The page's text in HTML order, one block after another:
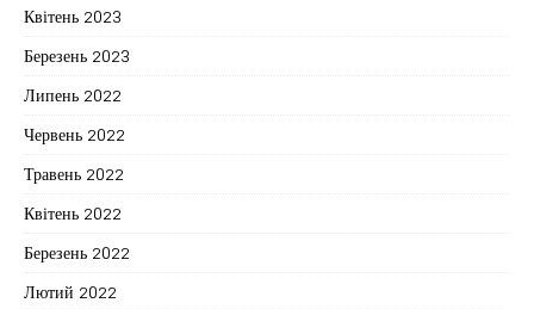
Квітень 2023
Березень 2023
Липень 2022
Червень 2022
Травень 2022
Квітень 2022
Березень 2022
Лютий 2022